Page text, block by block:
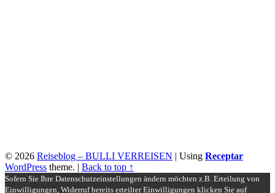
© 2026 Reiseblog – BULLI VERREISEN | Using Receptar
WordPress theme. | Back to top ↑
Sofern Sie Ihre Datenschutzeinstellungen ändern möchten z.B. Erteilung von
Einwilligungen, Widerruf bereits erteilter Einwilligungen klicken Sie auf